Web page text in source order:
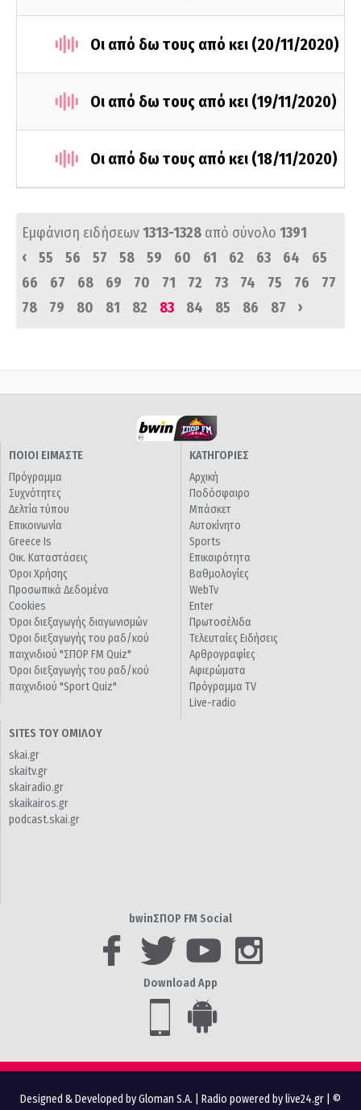
Οι από δω τους από κει (20/11/2020)
Οι από δω τους από κει (19/11/2020)
Οι από δω τους από κει (18/11/2020)
Εμφάνιση ειδήσεων1313-1328 από σύνολο 1391
‹
55 56 57 58 59 60 61 62 63 64
65
66
67 68 69 70 71 72 73 74 75 76
77
78
79 80 81 82 83 84 85 86 87 ›
ΠΟΙΟΙ ΕΙΜΑΣΤΕ
Πρόγραμμα
Συχνότητες
Δελτία τύπου
Επικοινωνία
Greece Is
Οικ. Καταστάσεις
Όροι Χρήσης
Προσωπικά Δεδομένα
Cookies
Όροι διεξαγωγής διαγωνισμών
Όροι διεξαγωγής του ραδ/κού
παιχνιδιού "ΣΠΟΡ FM Quiz"
Όροι διεξαγωγής του ραδ/κού
παιχνιδιού "Sport Quiz"
ΚΑΤΗΓΟΡΙΕΣ
Αρχική
Ποδόσφαιρο
Μπάσκετ
Αυτοκίνητο
Sports
Επικαιρότητα
Βαθμολογίες
WebTv
Enter
Πρωτοσέλιδα
Τελευταίες Ειδήσεις
Αρθρογραφίες
Αφιερώματα
Πρόγραμμα TV
Live-radio
SITES ΤΟΥ ΟΜΙΛΟΥ
skai.gr
skaitv.gr
skairadio.gr
skaikairos.gr
podcast.skai.gr
bwinΣΠΟΡ FM Social
Download App
Designed & Developed by Gloman S.A. Radio powered by live24.gr | ©